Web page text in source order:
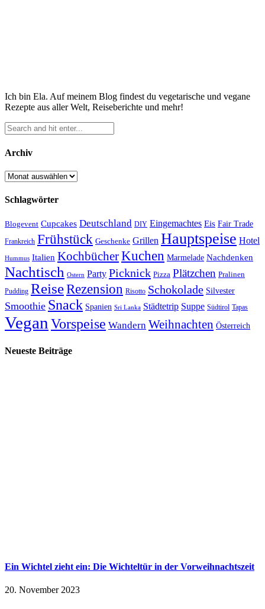
Ich bin Ela. Auf meinem Blog findest du vegetarische und vegane
Rezepte aus aller Welt, Reiseberichte und mehr!
Archiv
Archiv
Schlagwörter
Blogevent Cupcakes Deutschland DIY Eingemachtes Eis Fair Trade
Frankreich Frühstück Geschenke Grillen Hauptspeise Hotel
Hummus Italien KochbücherKuchen Marmelade Nachdenken
Nachtisch Ostern Party Picknick Pizza Plätzchen Pralinen
Pudding ReiseRezension Risotto Schokolade Silvester
Smoothie Snack Spanien Sri Lanka Städtetrip Suppe Südtirol Tapas
Vegan Vorspeise Wandern Weihnachten Österreich
Neueste Beiträge
Ein Wichtel zieht ein: Die Wichteltür in der Vorweihnachtszeit
20. November 2023